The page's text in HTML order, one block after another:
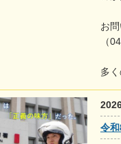
お
（
多
令